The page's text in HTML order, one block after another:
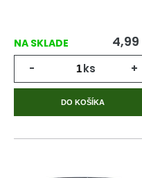
NA SKLADE 4,99
- ks +
DO KOŠÍKA